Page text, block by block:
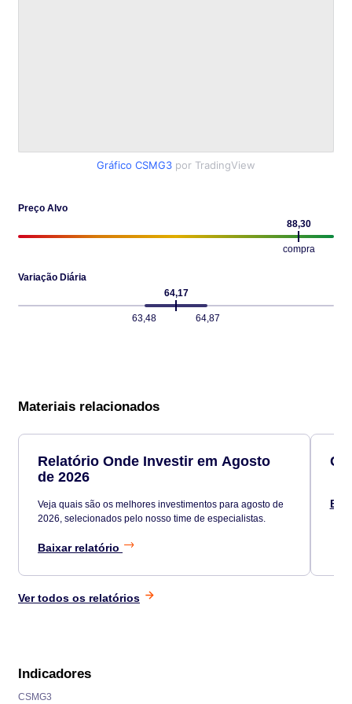
Gráfico CSMG3 por TradingView
Preço Alvo
88,30
compra
Variação Diária
64,17
63,48 64,87
Materiais relacionados
Relatório Onde Investir em Agosto
de 2026
Veja quais são os melhores investimentos para agosto de
2026, selecionados pelo nosso time de especialistas.
Baixar relatório
Ver todos os relatórios
Indicadores
CSMG3